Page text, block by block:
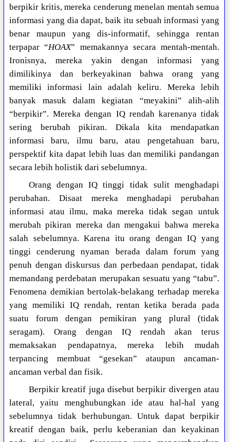
berpikir kritis, mereka cenderung menelan mentah semua
informasi yang dia dapat, baik itu sebuah informasi yang
benar maupun yang dis-informatif, sehingga rentan
terpapar “HOAX” memakannya secara mentah-mentah.
Ironisnya, mereka yakin dengan informasi yang
dimilikinya dan berkeyakinan bahwa orang yang
memiliki informasi lain adalah keliru. Mereka lebih
banyak masuk dalam kegiatan “meyakini” alih-alih
“berpikir”. Mereka dengan IQ rendah karenanya tidak
sering berubah pikiran. Dikala kita mendapatkan
informasi baru, ilmu baru, atau pengetahuan baru,
perspektif kita dapat lebih luas dan memiliki pandangan
secara lebih holistik dari sebelumnya.
Orang dengan IQ tinggi tidak sulit menghadapi
perubahan. Disaat mereka menghadapi perubahan
informasi atau ilmu, maka mereka tidak segan untuk
merubah pikiran mereka dan mengakui bahwa mereka
salah sebelumnya. Karena itu orang dengan IQ yang
tinggi cenderung nyaman berada dalam forum yang
penuh dengan diskursus dan perbedaan pendapat, tidak
memandang perdebatan merupakan sesuatu yang “tabu”.
Fenomena demikian bertolak-belakang terhadap mereka
yang memiliki IQ rendah, rentan ketika berada pada
suatu forum dengan pemikiran yang plural (tidak
seragam). Orang dengan IQ rendah akan terus
memaksakan pendapatnya, mereka lebih mudah
terpancing membuat “gesekan” ataupun ancaman-
ancaman verbal dan fisik.
Berpikir kreatif juga disebut berpikir divergen atau
lateral, yaitu menghubungkan ide atau hal-hal yang
sebelumnya tidak berhubungan. Untuk dapat berpikir
kreatif dengan baik, perlu keberanian dan keyakinan